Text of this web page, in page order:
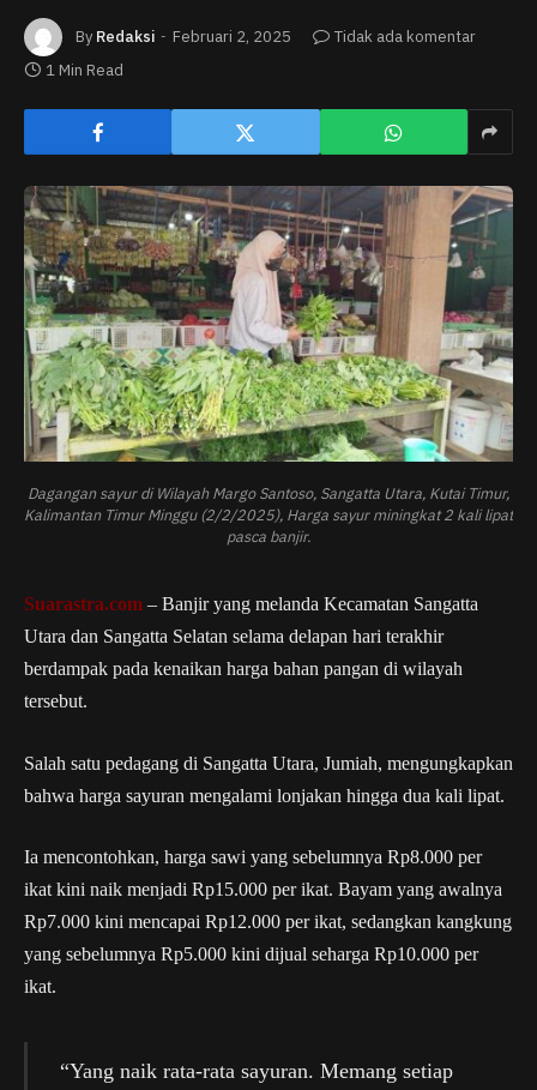
By Redaksi Februari 2, 2025
Tidak ada komentar
1 Min Read
Dagangan sayur di Wilayah Margo Santoso, Sangatta Utara, Kutai Timur,
Kalimantan Timur Minggu (2/2/2025), Harga sayur miningkat 2 kali lipat
pasca banjir.
Suarastra.com – Banjir yang melanda Kecamatan Sangatta
Utara dan Sangatta Selatan selama delapan hari terakhir
berdampak pada kenaikan harga bahan pangan di wilayah
tersebut.
Salah satu pedagang di Sangatta Utara, Jumiah, mengungkapkan
bahwa harga sayuran mengalami lonjakan hingga dua kali lipat.
Ia mencontohkan, harga sawi yang sebelumnya Rp8.000 per
ikat kini naik menjadi Rp15.000 per ikat. Bayam yang awalnya
Rp7.000 kini mencapai Rp12.000 per ikat, sedangkan kangkung
yang sebelumnya Rp5.000 kini dijual seharga Rp10.000 per
ikat.
“Yang naik rata-rata sayuran. Memang setiap